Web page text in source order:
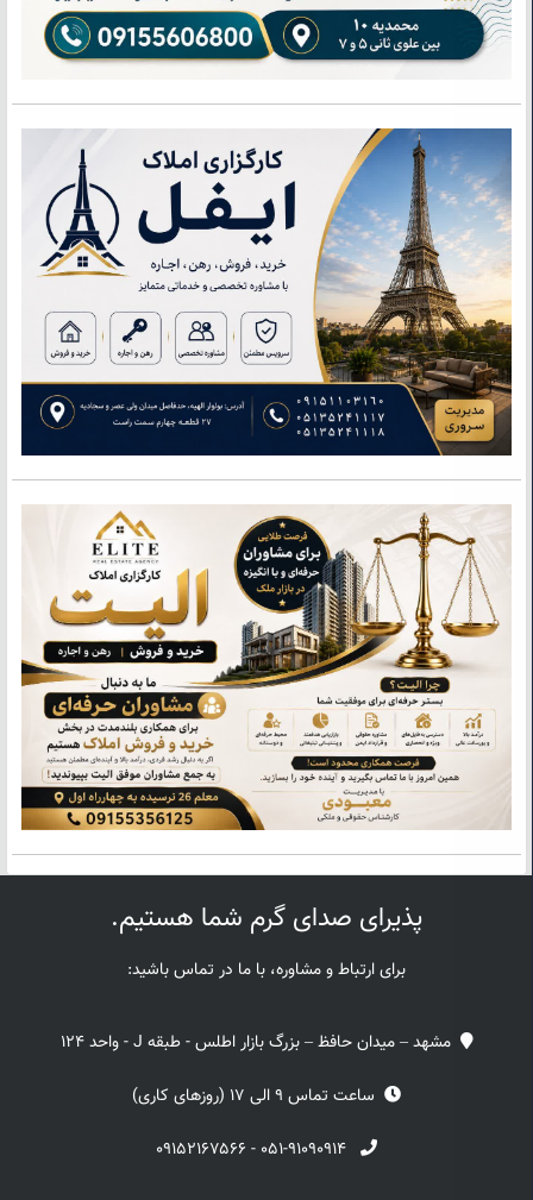
پذیرای صدای گرم شما هستیم.
برای ارتباط و مشاوره، با ما در تماس باشید:
مشهد – میدان حافظ – بزرگ بازار اطلس - طبقه J - واحد 124
ساعت تماس 9 الی 17 (روزهای کاری)
۰۵۱-۹۱۰۹۰۹۱۴ - ۰۹۱۵۲۱۶۷۵۶۶